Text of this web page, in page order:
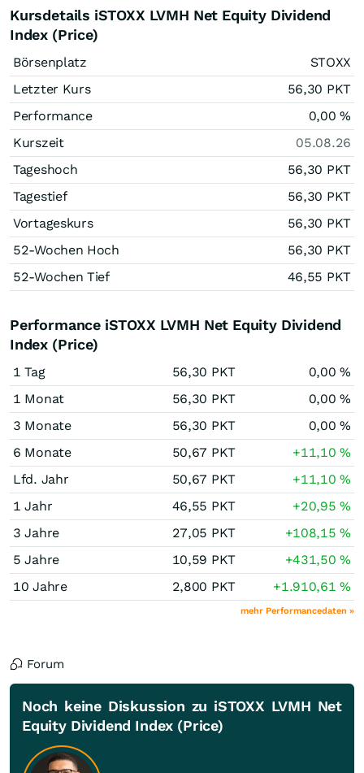
Kursdetails iSTOXX LVMH Net Equity Dividend
Index (Price)
Börsenplatz
STOXX
Letzter Kurs
56,30 PKT
Performance
0,00%
Kurszeit
05.08.26
Tageshoch
56,30 PKT
Tagestief
56,30 PKT
Vortageskurs
56,30 PKT
52-Wochen Hoch
56,30 PKT
52-Wochen Tief
46,55 PKT
Performance iSTOXX LVMH Net Equity Dividend
Index (Price)
1 Tag 56,30 PKT 0,00%
1 Monat
56,30 PKT 0,00%
3 Monate
56,30 PKT 0,00%
6 Monate
50,67 PKT +11,10%
Lfd. Jahr
50,67 PKT +11,10%
1 Jahr
46,55 PKT +20,95%
3 Jahre
27,05 PKT +108,15%
5 Jahre
10,59 PKT +431,50%
10 Jahre
2,800 PKT +1.910,61%
mehr Performancedaten »
Forum
Noch keine Diskussion zu iSTOXX LVMH Net
Equity Dividend Index (Price)